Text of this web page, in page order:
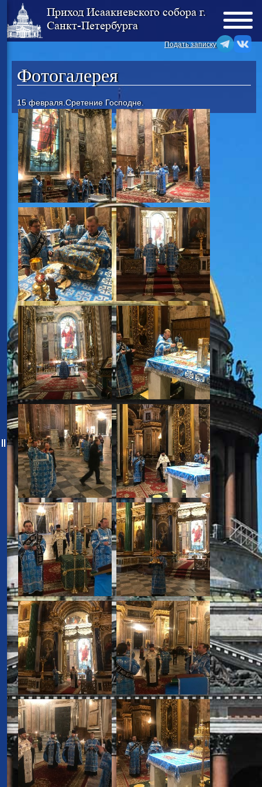
Приход Исаакиевского собора г.
Санкт-Петербурга
Подать записку
Фотогалерея
15 февраля.Сретение Господне.